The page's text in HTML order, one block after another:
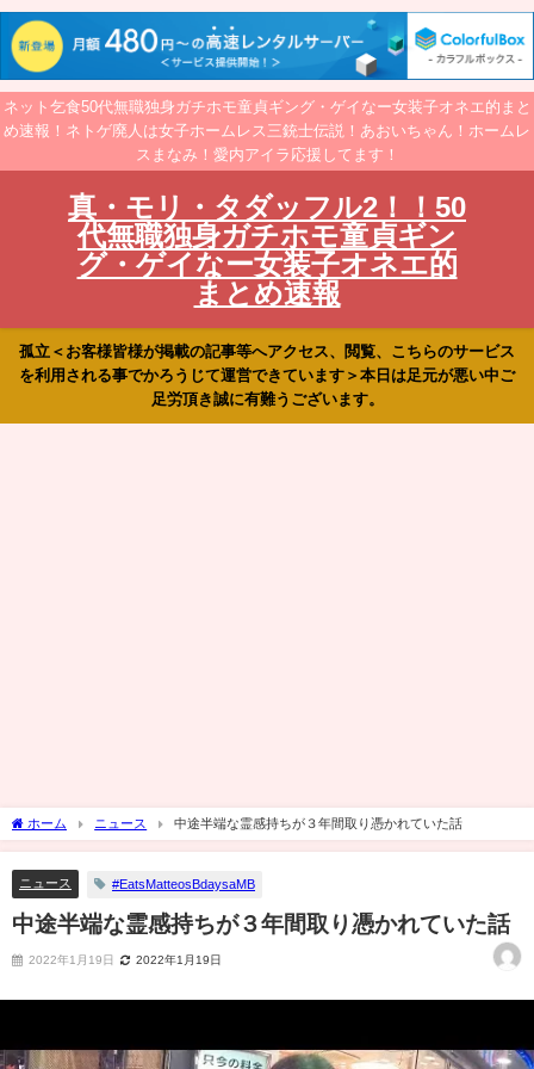
ネット乞食50代無職独身ガチホモ童貞ギング・ゲイなー女装子オネエ的まと
め速報！ネトゲ廃人は女子ホームレス三銃士伝説！あおいちゃん！ホームレ
スまなみ！愛内アイラ応援してます！
真・モリ・タダッフル2！！50
代無職独身ガチホモ童貞ギン
グ・ゲイなー女装子オネエ的
まとめ速報
孤立＜お客様皆様が掲載の記事等へアクセス、閲覧、こちらのサービス
を利用される事でかろうじて運営できています＞本日は足元が悪い中ご
足労頂き誠に有難うございます。
ホーム ニュース 中途半端な霊感持ちが３年間取り憑かれていた話
ニュース #EatsMatteosBdaysaMB
中途半端な霊感持ちが３年間取り憑かれていた話
2022年1月19日 2022年1月19日